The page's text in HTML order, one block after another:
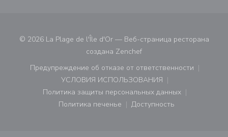
© 2026 La Plage de l'Île d'Or — Веб-страница ресторана
создана Zenchef((открывается в новом
Предупреждение об отказе от ответственности
((открывается в новом окне))
УСЛОВИЯ ИСПОЛЬЗОВАНИЯ
((открывается в новом окне))
Политика защиты персональных данных
((открывается в новом окне))
Политика печенье
((открывается в новом окне))
Доступность
((открывается в